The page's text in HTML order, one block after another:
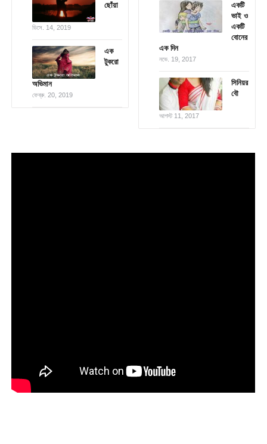
ছোঁয়া
ডিসে. 14, 2019
এক
টুকরো
অভিমান
ফেব্রু. 20, 2019
একটি
ভাই ও
একটি
বোনের
এক দিন
নভে. 19, 2017
সিনিয়র
বৌ
আগস্ট 11, 2017